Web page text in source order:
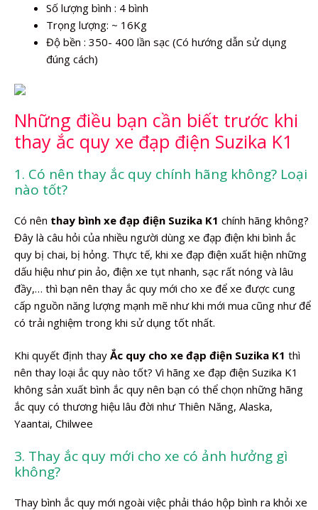
Số lượng bình : 4 bình
Trọng lượng: ~ 16Kg
Độ bền : 350- 400 lần sạc (Có hướng dẫn sử dụng
đúng cách)
Những điều bạn cần biết trước khi
thay ắc quy xe đạp điện Suzika K1
1. Có nên thay ắc quy chính hãng không? Loại
nào tốt?
Có nên thay bình xe đạp điện Suzika K1 chính hãng không?
Đây là câu hỏi của nhiều người dùng xe đạp điện khi bình ắc
quy bị chai, bị hỏng. Thực tế, khi xe đạp điện xuất hiện những
dấu hiệu như pin ảo, điện xe tụt nhanh, sạc rất nóng và lâu
đầy,… thì bạn nên thay ắc quy mới cho xe để xe được cung
cấp nguồn năng lượng mạnh mẽ như khi mới mua cũng như để
có trải nghiệm trong khi sử dụng tốt nhất.
Khi quyết định thay Ắc quy cho xe đạp điện Suzika K1 thì
nên thay loại ắc quy nào tốt? Vì hãng xe đạp điện Suzika K1
không sản xuất bình ắc quy nên bạn có thể chọn những hãng
ắc quy có thương hiệu lâu đời như Thiên Năng, Alaska,
Yaantai, Chilwee
3. Thay ắc quy mới cho xe có ảnh hưởng gì
không?
Thay bình ắc quy mới ngoài việc phải tháo hộp bình ra khỏi xe